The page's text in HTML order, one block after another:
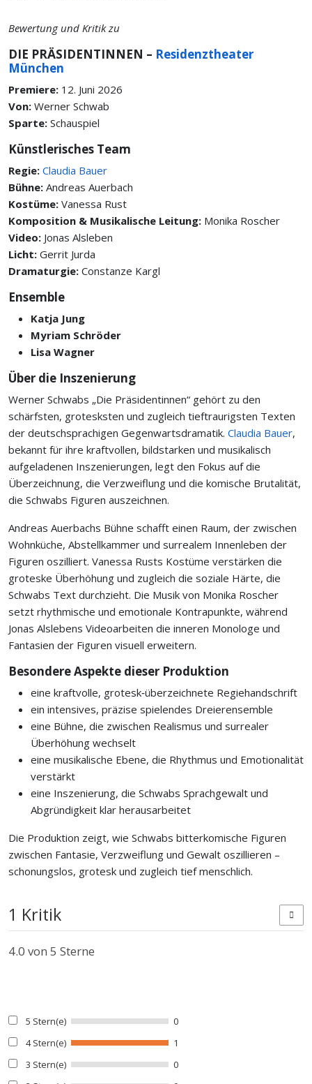
Bewertung und Kritik zu
DIE PRÄSIDENTINNEN – Residenztheater
München
Premiere: 12. Juni 2026
Von: Werner Schwab
Sparte: Schauspiel
Künstlerisches Team
Regie: Claudia Bauer
Bühne: Andreas Auerbach
Kostüme: Vanessa Rust
Komposition & Musikalische Leitung: Monika Roscher
Video: Jonas Alsleben
Licht: Gerrit Jurda
Dramaturgie: Constanze Kargl
Ensemble
Katja Jung
Myriam Schröder
Lisa Wagner
Über die Inszenierung
Werner Schwabs „Die Präsidentinnen“ gehört zu den
schärfsten, grotesksten und zugleich tieftraurigsten Texten
der deutschsprachigen Gegenwartsdramatik. Claudia Bauer,
bekannt für ihre kraftvollen, bildstarken und musikalisch
aufgeladenen Inszenierungen, legt den Fokus auf die
Überzeichnung, die Verzweiflung und die komische Brutalität,
die Schwabs Figuren auszeichnen.
Andreas Auerbachs Bühne schafft einen Raum, der zwischen
Wohnküche, Abstellkammer und surrealem Innenleben der
Figuren oszilliert. Vanessa Rusts Kostüme verstärken die
groteske Überhöhung und zugleich die soziale Härte, die
Schwabs Text durchzieht. Die Musik von Monika Roscher
setzt rhythmische und emotionale Kontrapunkte, während
Jonas Alslebens Videoarbeiten die inneren Monologe und
Fantasien der Figuren visuell erweitern.
Besondere Aspekte dieser Produktion
eine kraftvolle, grotesk‑überzeichnete Regiehandschrift
ein intensives, präzise spielendes Dreierensemble
eine Bühne, die zwischen Realismus und surrealer
Überhöhung wechselt
eine musikalische Ebene, die Rhythmus und Emotionalität
verstärkt
eine Inszenierung, die Schwabs Sprachgewalt und
Abgründigkeit klar herausarbeitet
Die Produktion zeigt, wie Schwabs bitterkomische Figuren
zwischen Fantasie, Verzweiflung und Gewalt oszillieren –
schonungslos, grotesk und zugleich tief menschlich.
1 Kritik
4.0 von 5 Sterne
5 Stern(e)
0
4 Stern(e)
1
3 Stern(e)
0